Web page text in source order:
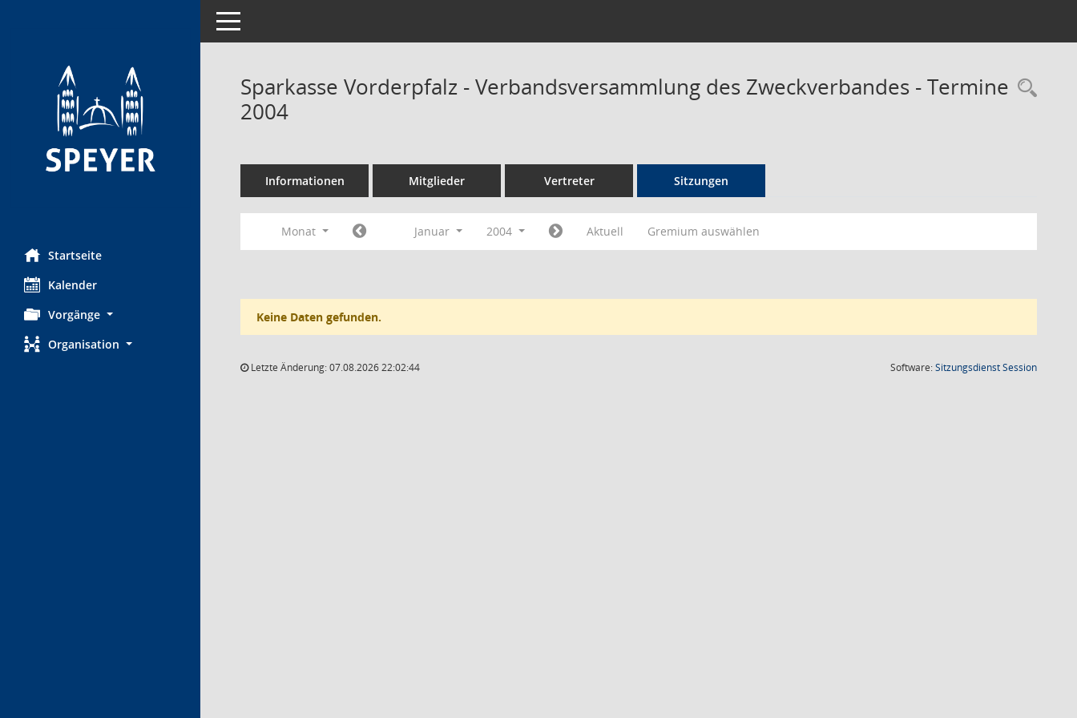
Startseite
Kalender
Vorgänge
Organisation
Toggle navigation
Sparkasse Vorderpfalz - Verbandsversammlung des Zweckverbandes - Termine
2004
Informationen Mitglieder Vertreter Sitzungen
Monat Januar 2004 Aktuell Gremium auswählen
Keine Daten gefunden.
Letzte Änderung: 07.08.2026 22:02:44 Software:SitzungsdienstSession(Wird in